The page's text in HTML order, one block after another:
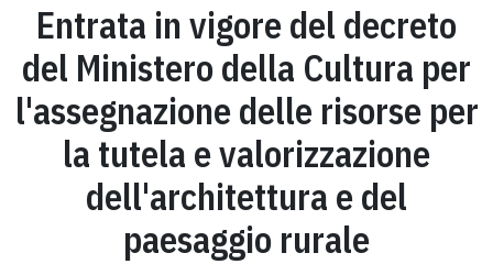
Entrata in vigore del decreto
del Ministero della Cultura per
l'assegnazione delle risorse per
la tutela e valorizzazione
dell'architettura e del
paesaggio rurale